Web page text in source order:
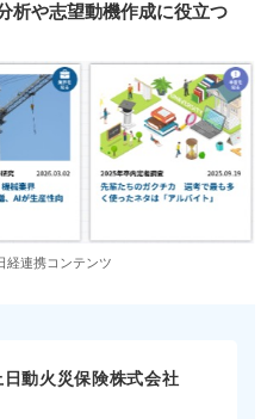
析や志望動機作成に役立つ
経連携コンテンツ
動火災保険株式会社